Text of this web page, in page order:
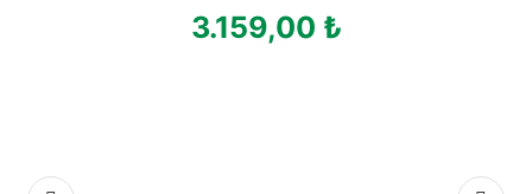
3.159,00 ₺